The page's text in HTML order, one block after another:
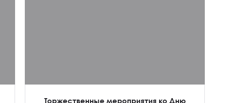
Торжественные мероприятия ко Дню